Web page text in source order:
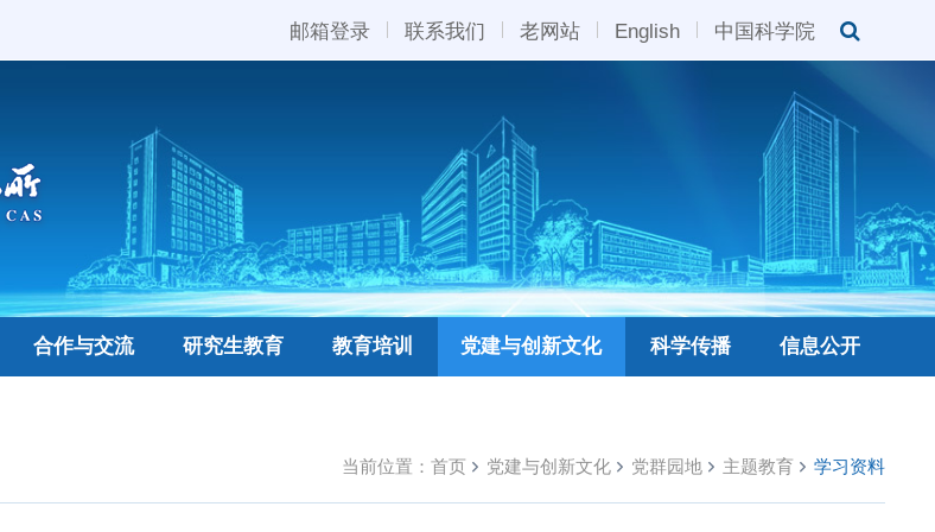
邮箱登录 联系我们 老网站 English 中国科学院
合作与交流 研究生教育 教育培训 党建与创新文化 科学传播 信息公开
当前位置： 首页 党建与创新文化 党群园地 主题教育 学习资料